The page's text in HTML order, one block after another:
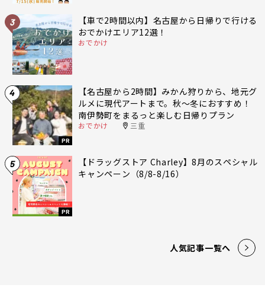
3
【車で2時間以内】名古屋から日帰りで行ける
おでかけエリア12選！
おでかけ
4
PR
【名古屋から2時間】みかん狩りから、地元グ
ルメに現代アートまで。秋〜冬におすすめ！
南伊勢町をまるっと楽しむ日帰りプラン
おでかけ 三重
5
PR
【ドラッグストア Charley】8月のスペシャル
キャンペーン（8/8-8/16）
人気記事一覧へ